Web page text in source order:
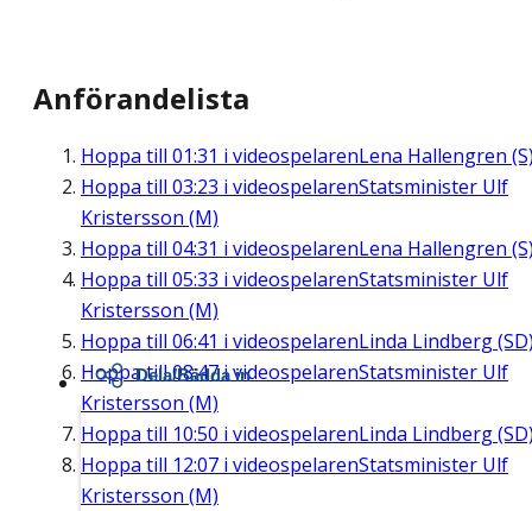
Anförandelista
Hoppa till 01:31 i videospelarenLena Hallengren
Hoppa till 03:23 i videospelarenStatsminister Ulf
Kristersson (M)
Hoppa till 04:31 i videospelarenLena Hallengren
Hoppa till 05:33 i videospelarenStatsminister Ulf
Kristersson (M)
Hoppa till 06:41 i videospelarenLinda Lindberg
Hoppa till08:47i videospelarenStatsminister Ulf
Kristersson (M)
Hoppa till 10:50 i videospelarenLinda Lindberg
Hoppa till 12:07 i videospelarenStatsminister Ulf
Kristersson (M)
Dela/Bädda in